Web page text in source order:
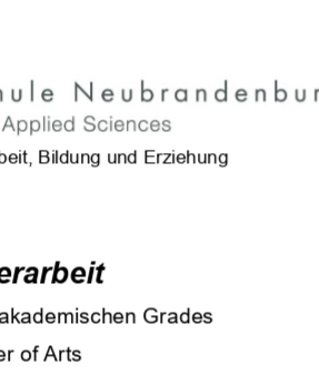
Bildung und Erziehung
Grades
of Arts